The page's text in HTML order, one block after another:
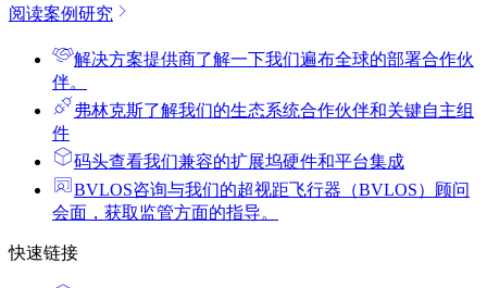
阅读案例研究
解决方案提供商了解一下我们遍布全球的部署合作伙
伴。
弗林克斯了解我们的生态系统合作伙伴和关键自主组
件
码头查看我们兼容的扩展坞硬件和平台集成
BVLOS咨询与我们的超视距飞行器（BVLOS）顾问
会面，获取监管方面的指导。
快速链接